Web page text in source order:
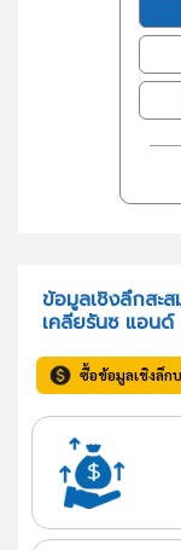
ข้อมูลเชิงลึกสะ
เคลียรันซ แอนด์
ซื้อข้อมูลเชิงลึก